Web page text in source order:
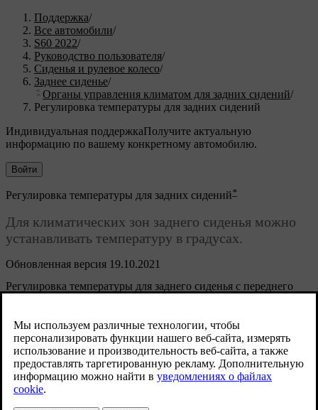
Поддержка/
Все автомобили/
S60 2022/
Руководство пользователя/
Сиденья и рулевое колесо/
Заднее сиденье/
Органы управления климатом для задних сидений/
Регулировка температуры для задних сидений
Индивидуальная поддержкаПолучите актуальную
информацию по вашему конкретному автомобилю.
Войти
Обновленная версия 19.10.2021
Регулировка температуры для задних сидений*
Для климатических зон заднего сиденья можно
устанавливать температуру в градусах.
Регулировка температуры для заднего сиденья с переднего